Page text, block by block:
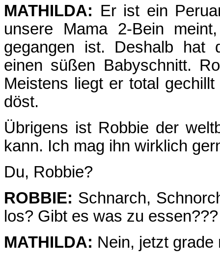
MATHILDA: Er ist ein
unsere Mama 2-Bein
gegangen ist. Deshalb hat
einen süßen Babyschnitt.
Meistens liegt er total
döst.
Übrigens ist Robbie der
kann. Ich mag ihn wirklich
Du, Robbie?
ROBBIE: Schnarch,
los? Gibt es was zu essen???
MATHILDA: Nein, jetzt